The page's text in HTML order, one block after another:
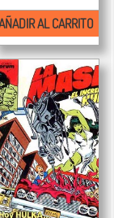
AL CARRITO